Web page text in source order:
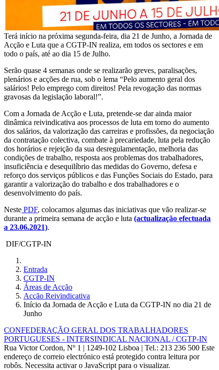
Terá início na próxima segunda-feira, dia 21 de Junho, a Jornada de
Acção e Luta que a CGTP-IN realiza, em todos os sectores e em
todo o país, até ao dia 15 de Julho.
Serão quase 4 semanas onde se realizarão greves, paralisações,
plenários e acções de rua, sob o lema “Pelo aumento geral dos
salários! Pelo emprego com direitos! Pela revogação das normas
gravosas da legislação laboral!”.
Com a Jornada de Acção e Luta, pretende-se dar ainda maior
dinâmica reivindicativa aos processos de luta em torno do aumento
dos salários, da valorização das carreiras e profissões, da negociação
da contratação colectiva, combate à precariedade, luta pela redução
dos horários e rejeição da sua desregulamentação, melhoria das
condições de trabalho, resposta aos problemas dos trabalhadores,
insuficiência e desequilíbrio das medidas do Governo, defesa e
reforço dos serviços públicos e das Funções Sociais do Estado, para
garantir a valorização do trabalho e dos trabalhadores e o
desenvolvimento do país.
Neste PDF, colocamos algumas das iniciativas que vão realizar-se
durante a primeira semana de acção e luta (actualização efectuada
a 23.06.2021).
DIF/CGTP-IN
Entrada
CGTP-IN
Áreas de Acção
Acção Reivindicativa
Início da Jornada de Acção e Luta da CGTP-IN no dia 21 de
Junho
CONFEDERAÇÃO GERAL DOS TRABALHADORES
PORTUGUESES - INTERSINDICAL NACIONAL / CGTP-IN
Rua Victor Cordon, Nº 1 | 1249-102 Lisboa | Tel.: 213 236 500 Este
endereço de correio electrónico está protegido contra leitura por
robôs. Necessita activar o JavaScript para o visualizar.